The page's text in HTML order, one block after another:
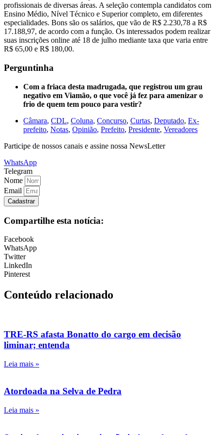
profissionais de diversas áreas. A seleção contempla candidatos com
Ensino Médio, Nível Técnico e Superior completo, em diferentes
especialidades. Bons são os salários, que vão de R$ 2.230,78 a R$
17.188,97, de acordo com a função. Os interessados podem realizar
suas inscrições online até 18 de julho mediante taxa que varia entre
R$ 65,00 e R$ 180,00.
Perguntinha
Com a friaca desta madrugada, que registrou um grau
negativo em Viamão, o que você já fez para amenizar o
frio de quem tem pouco para vestir?
Câmara, CDL, Coluna, Concurso, Curtas, Deputado, Ex-
prefeito, Notas, Opinião, Prefeito, Presidente, Vereadores
Participe de nossos canais e assine nossa NewsLetter
WhatsApp
Telegram
Nome
Email
Cadastrar
Compartilhe esta notícia:
Facebook
WhatsApp
Twitter
LinkedIn
Pinterest
Conteúdo relacionado
TRE-RS afasta Bonatto do cargo em decisão
liminar; entenda
Leia mais »
Atordoada na Selva de Pedra
Leia mais »